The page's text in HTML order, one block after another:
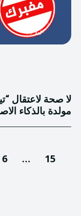
لا صحة لاعتقال
مولدة بالذكاء
6 …
15